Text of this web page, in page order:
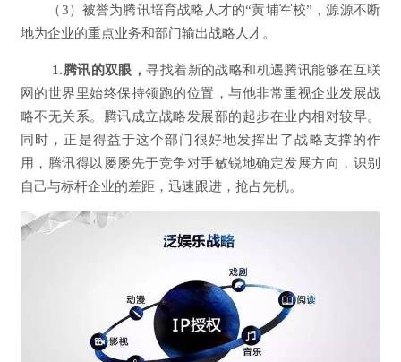
（3）被誉为腾讯培育战略人才的“黄埔军校”，源源不断
地为企业的重点业务和部门输出战略人才。
1.腾讯的双眼，寻找着新的战略和机遇腾讯能够在互联
网的世界里始终保持领跑的位置，与他非常重视企业发展战
略不无关系。腾讯成立战略发展部的起步在业内相对较早。
同时，正是得益于这个部门很好地发挥出了战略支撑的作
用，腾讯得以屡屡先于竞争对手敏锐地确定发展方向，识别
自己与标杆企业的差距，迅速跟进，抢占先机。